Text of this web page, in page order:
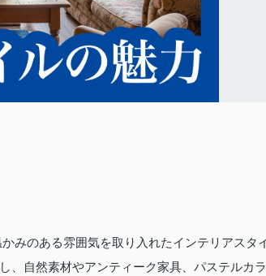
みのある雰囲気を取り入れたインテリアスタ
、自然素材やアンティーク家具、パステルカラ